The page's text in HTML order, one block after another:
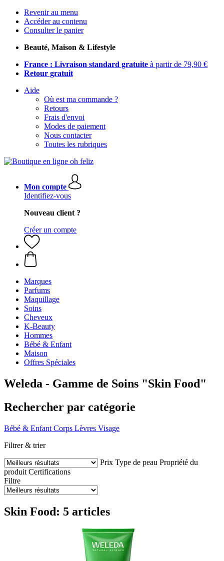
Revenir au menu
Accéder au contenu
Consulter le panier
Beauté, Maison & Lifestyle
France : Livraison standard gratuite à partir de 79,90 €
Retour gratuit
Aide
Où est ma commande ?
Retours
Frais d'envoi
Modes de paiement
Nous contacter
Toutes les rubriques
Mon compte
Identifiez-vous
Nouveau client ?
Créer un compte
Marques
Parfums
Maquillage
Soins
Cheveux
K-Beauty
Hommes
Bébé & Enfant
Maison
Offres Spéciales
Weleda - Gamme de Soins "Skin Food"
Rechercher par catégorie
Bébé & Enfant Corps Lèvres Visage
Filtrer & trier
Prix Type de peau Propriété du
produit Certifications
Filtre
Skin Food: 5 articles